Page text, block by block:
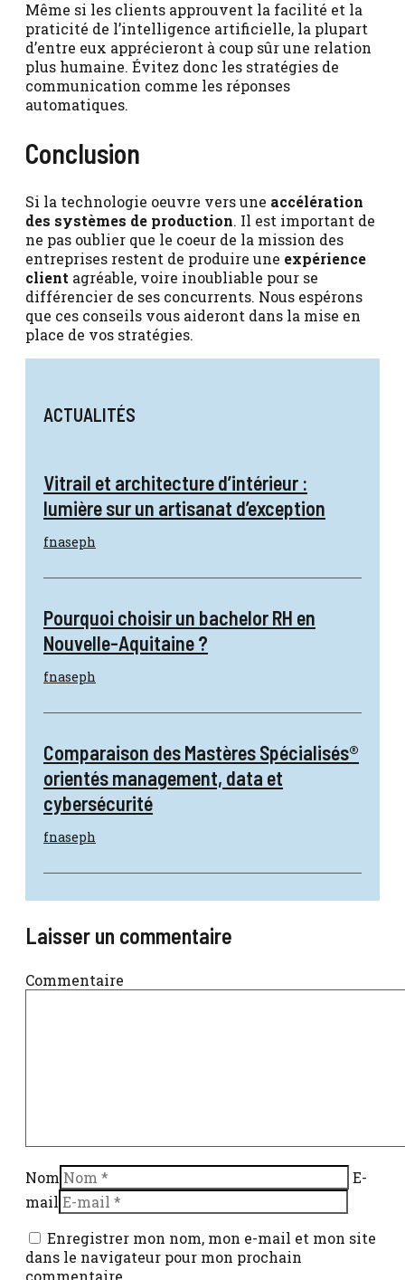
Même si les clients approuvent la facilité et la
praticité de l’intelligence artificielle, la plupart
d’entre eux apprécieront à coup sûr une relation
plus humaine. Évitez donc les stratégies de
communication comme les réponses
automatiques.
Conclusion
Si la technologie oeuvre vers une accélération
des systèmes de production. Il est important de
ne pas oublier que le coeur de la mission des
entreprises restent de produire une expérience
client agréable, voire inoubliable pour se
différencier de ses concurrents. Nous espérons
que ces conseils vous aideront dans la mise en
place de vos stratégies.
ACTUALITÉS
Vitrail et architecture d’intérieur :
lumière sur un artisanat d’exception
fnaseph
Pourquoi choisir un bachelor RH en
Nouvelle-Aquitaine ?
fnaseph
Comparaison des Mastères Spécialisés®
orientés management, data et
cybersécurité
fnaseph
Laisser un commentaire
Commentaire
Nom
E-
mail
Enregistrer mon nom, mon e-mail et mon site
dans le navigateur pour mon prochain